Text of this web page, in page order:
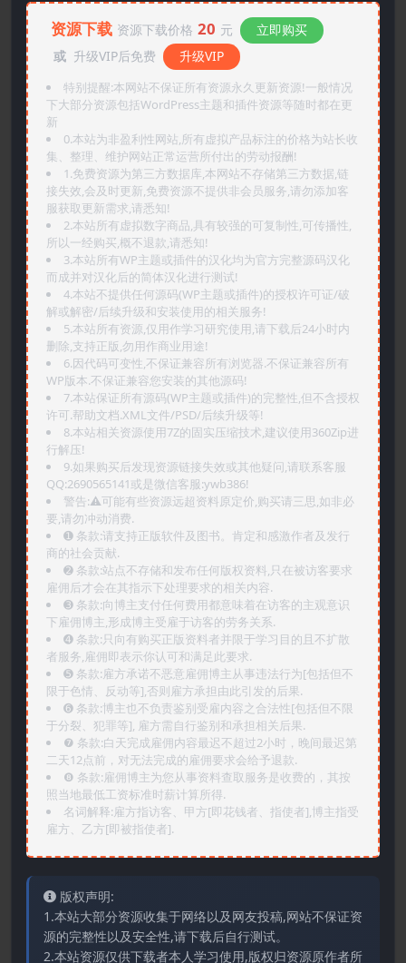
资源下载 资源下载价格 20 元
立即购买
或 升级VIP后免费 升级VIP
特别提醒:本网站不保证所有资源永久更新资源!一般情况
下大部分资源包括WordPress主题和插件资源等随时都在更
新
0.本站为非盈利性网站,所有虚拟产品标注的价格为站长收
集、整理、维护网站正常运营所付出的劳动报酬!
1.免费资源为第三方数据库,本网站不存储第三方数据,链
接失效,会及时更新,免费资源不提供非会员服务,请勿添加客
服获取更新需求,请悉知!
2.本站所有虚拟数字商品,具有较强的可复制性,可传播性,
所以一经购买,概不退款,请悉知!
3.本站所有WP主题或插件的汉化均为官方完整源码汉化
而成并对汉化后的简体汉化进行测试!
4.本站不提供任何源码(WP主题或插件)的授权许可证/破
解或解密/后续升级和安装使用的相关服务!
5.本站所有资源,仅用作学习研究使用,请下载后24小时内
删除,支持正版,勿用作商业用途!
6.因代码可变性,不保证兼容所有浏览器.不保证兼容所有
WP版本.不保证兼容您安装的其他源码!
7.本站保证所有源码(WP主题或插件)的完整性,但不含授权
许可.帮助文档.XML文件/PSD/后续升级等!
8.本站相关资源使用7Z的固实压缩技术,建议使用360Zip进
行解压!
9.如果购买后发现资源链接失效或其他疑问,请联系客服
QQ:2690565141或是微信客服:ywb386!
警告:⚠️可能有些资源远超资料原定价,购买请三思,如非必
要,请勿冲动消费.
➊️ 条款:请支持正版软件及图书。肯定和感激作者及发行
商的社会贡献.
➋️ 条款:站点不存储和发布任何版权资料,只在被访客要求
雇佣后才会在其指示下处理要求的相关内容.
➌️ 条款:向博主支付任何费用都意味着在访客的主观意识
下雇佣博主,形成博主受雇于访客的劳务关系.
➍️ 条款:只向有购买正版资料者并限于学习目的且不扩散
者服务,雇佣即表示你认可和满足此要求.
➎ 条款:雇方承诺不恶意雇佣博主从事违法行为[包括但不
限于色情、反动等],否则雇方承担由此引发的后果.
➏️ 条款:博主也不负责鉴别受雇内容之合法性[包括但不限
于分裂、犯罪等], 雇方需自行鉴别和承担相关后果.
❼ 条款:白天完成雇佣内容最迟不超过2小时，晚间最迟第
二天12点前，对无法完成的雇佣要求会给予退款.
❽ 条款:雇佣博主为您从事资料查取服务是收费的，其按
照当地最低工资标准时薪计算所得.
名词解释:雇方指访客、甲方[即花钱者、指使者],博主指受
雇方、乙方[即被指使者].
版权声明:
1.本站大部分资源收集于网络以及网友投稿,网站不保证资
源的完整性以及安全性,请下载后自行测试。
2.本站资源仅供下载者本人学习使用,版权归资源原作者所